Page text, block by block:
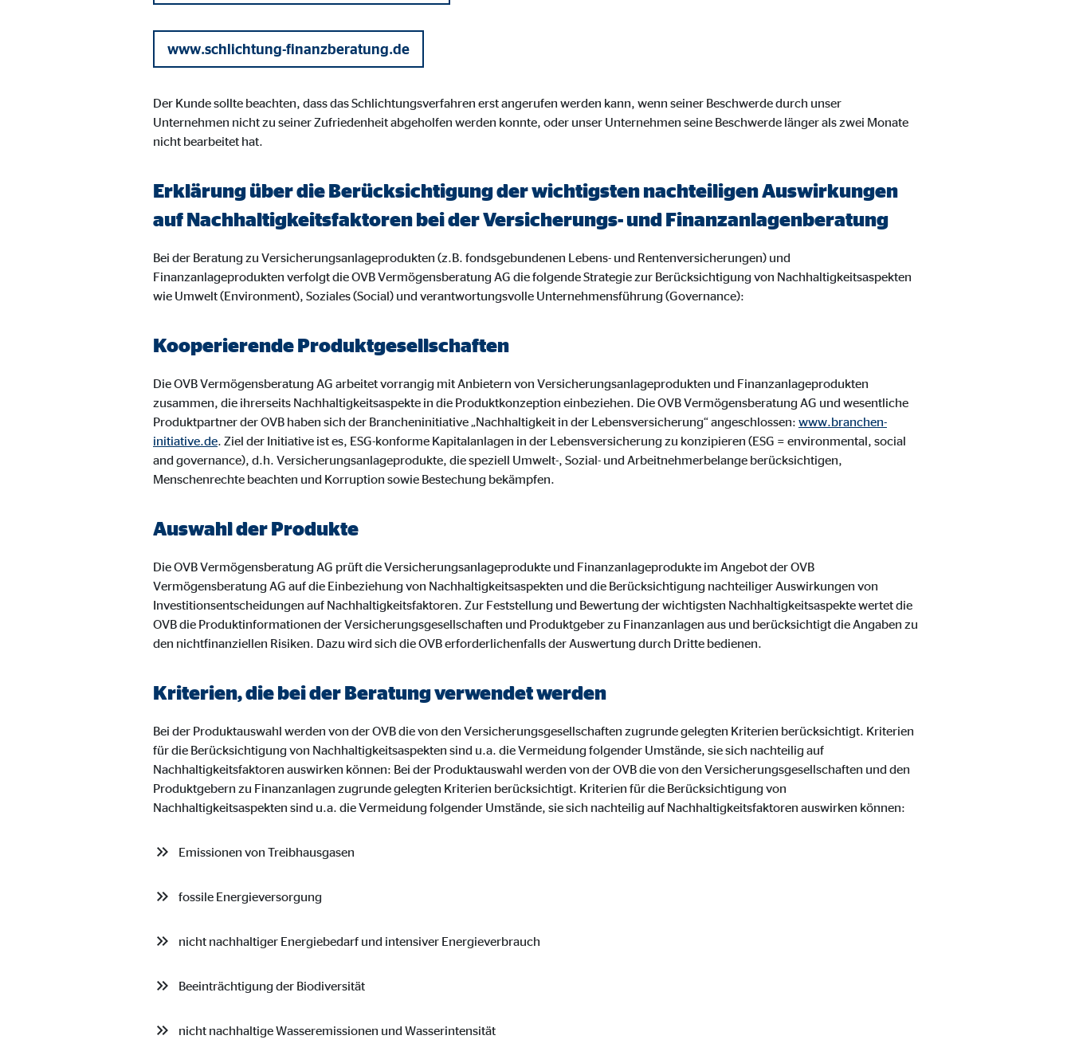
www.schlichtung-finanzberatung.de
Der Kunde sollte beachten, dass das Schlichtungsverfahren erst angerufen werden kann, wenn seiner Beschwerde durch unser
Unternehmen nicht zu seiner Zufriedenheit abgeholfen werden konnte, oder unser Unternehmen seine Beschwerde länger als zwei Monate
nicht bearbeitet hat.
Erklärung über die Berücksichtigung der wichtigsten nachteiligen Auswirkungen
auf Nachhaltigkeitsfaktoren bei der Versicherungs- und Finanzanlagenberatung
Bei der Beratung zu Versicherungsanlageprodukten (z.B. fondsgebundenen Lebens- und Rentenversicherungen) und
Finanzanlageprodukten verfolgt die OVB Vermögensberatung AG die folgende Strategie zur Berücksichtigung von Nachhaltigkeitsaspekten
wie Umwelt (Environment), Soziales (Social) und verantwortungsvolle Unternehmensführung (Governance):
Kooperierende Produktgesellschaften
Die OVB Vermögensberatung AG arbeitet vorrangig mit Anbietern von Versicherungsanlageprodukten und Finanzanlageprodukten
zusammen, die ihrerseits Nachhaltigkeitsaspekte in die Produktkonzeption einbeziehen. Die OVB Vermögensberatung AG und wesentliche
Produktpartner der OVB haben sich der Brancheninitiative „Nachhaltigkeit in der Lebensversicherung“ angeschlossen: www.branchen-
initiative.de. Ziel der Initiative ist es, ESG-konforme Kapitalanlagen in der Lebensversicherung zu konzipieren (ESG = environmental, social
and governance), d.h. Versicherungsanlageprodukte, die speziell Umwelt-, Sozial- und Arbeitnehmerbelange berücksichtigen,
Menschenrechte beachten und Korruption sowie Bestechung bekämpfen.
Auswahl der Produkte
Die OVB Vermögensberatung AG prüft die Versicherungsanlageprodukte und Finanzanlageprodukte im Angebot der OVB
Vermögensberatung AG auf die Einbeziehung von Nachhaltigkeitsaspekten und die Berücksichtigung nachteiliger Auswirkungen von
Investitionsentscheidungen auf Nachhaltigkeitsfaktoren. Zur Feststellung und Bewertung der wichtigsten Nachhaltigkeitsaspekte wertet die
OVB die Produktinformationen der Versicherungsgesellschaften und Produktgeber zu Finanzanlagen aus und berücksichtigt die Angaben zu
den nichtfinanziellen Risiken. Dazu wird sich die OVB erforderlichenfalls der Auswertung durch Dritte bedienen.
Kriterien, die bei der Beratung verwendet werden
Bei der Produktauswahl werden von der OVB die von den Versicherungsgesellschaften zugrunde gelegten Kriterien berücksichtigt. Kriterien
für die Berücksichtigung von Nachhaltigkeitsaspekten sind u.a. die Vermeidung folgender Umstände, sie sich nachteilig auf
Nachhaltigkeitsfaktoren auswirken können: Bei der Produktauswahl werden von der OVB die von den Versicherungsgesellschaften und den
Produktgebern zu Finanzanlagen zugrunde gelegten Kriterien berücksichtigt. Kriterien für die Berücksichtigung von
Nachhaltigkeitsaspekten sind u.a. die Vermeidung folgender Umstände, sie sich nachteilig auf Nachhaltigkeitsfaktoren auswirken können:
Emissionen von Treibhausgasen
fossile Energieversorgung
nicht nachhaltiger Energiebedarf und intensiver Energieverbrauch
Beeinträchtigung der Biodiversität
nicht nachhaltige Wasseremissionen und Wasserintensität
Zweck: Einbinden von interaktiven Google Karten
Cookie Laufzeit: 24 Monate
YouTube | Empfänger: OVB, Google Ireland Ltd.
youtube
Google Ireland Ltd.
jwplayer
Anbieter: LongTail Ad Solutions Inc.
Zweck: Einbinden von Videos
Cookie Laufzeit: 24 Monate
ProvenExpert | Empfänger: OVB, Expert Systems AG
provenexpert
Zweck: Darstellung des Bewertungssiegel
Cookie Laufzeit: 30 Tage
vimeoplayer
Zweck: Einbinden von Videos